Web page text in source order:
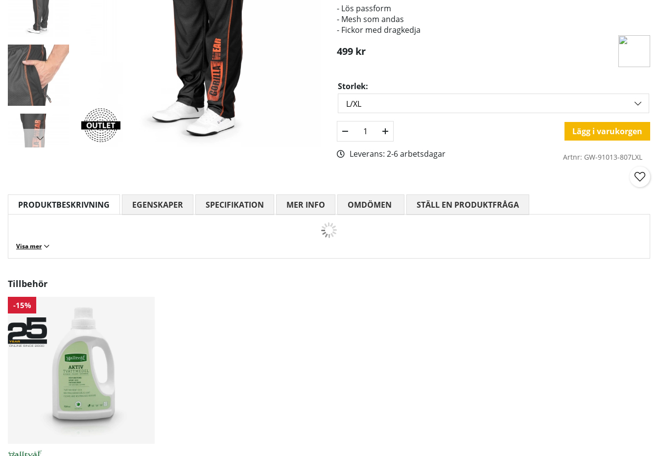
- Lös passform
- Mesh som andas
- Fickor med dragkedja
499 kr
Storlek:
Lägg i varukorgen
Leverans: 2-6 arbetsdagar Artnr: GW-91013-807LXL
PRODUKTBESKRIVNING
Visa mer
EGENSKAPER SPECIFIKATION MER INFO OMDÖMEN MEDELBETYG 0 AV 5 ANTAL BETYG 0
STÄLL EN PRODUKTFRÅGA
Tillbehör
-15%